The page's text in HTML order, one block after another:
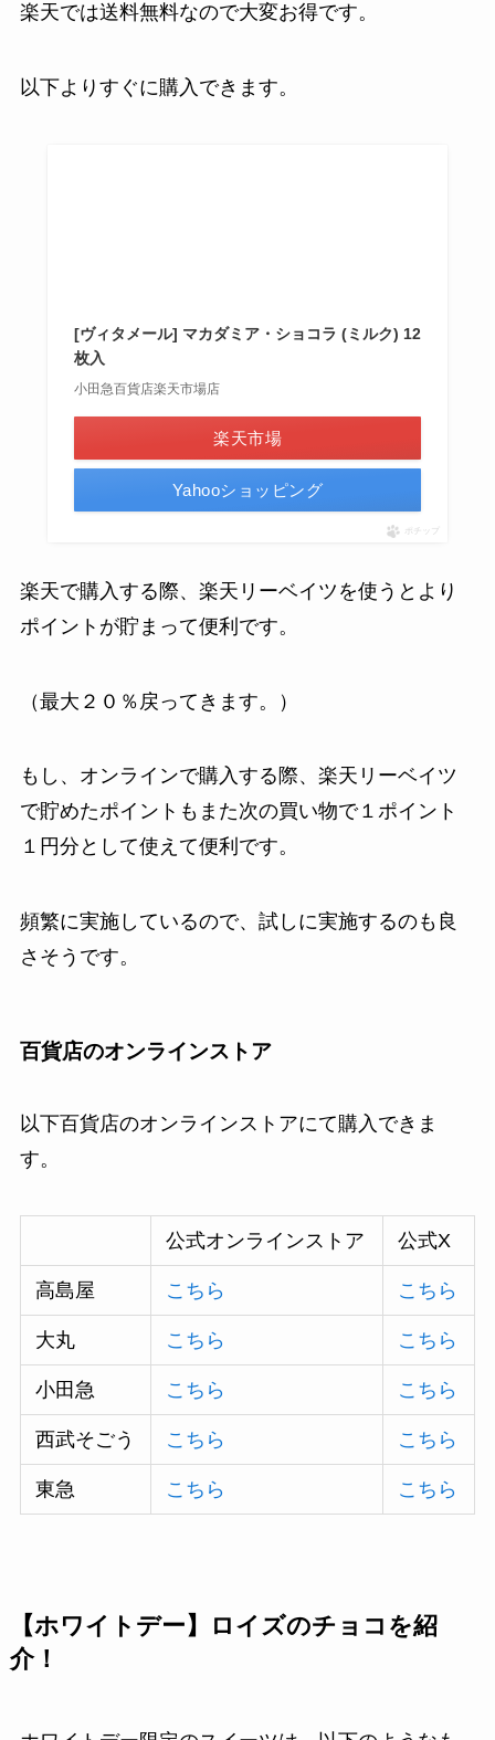
楽天では送料無料なので大変お得です。
以下よりすぐに購入できます。
[ヴィタメール] マカダミア・ショコラ (ミルク) 12
枚入
小田急百貨店楽天市場店
楽天市場
Yahooショッピング
ポチップ
楽天で購入する際、楽天リーベイツを使うとより
ポイントが貯まって便利です。
（最大２０％戻ってきます。）
もし、オンラインで購入する際、楽天リーベイツ
で貯めたポイントもまた次の買い物で１ポイント
１円分として使えて便利です。
頻繁に実施しているので、試しに実施するのも良
さそうです。
百貨店のオンラインストア
以下百貨店のオンラインストアにて購入できま
す。
公式オンラインストア 公式X
高島屋 こちら こちら
大丸 こちら こちら
小田急 こちら こちら
西武そごう こちら こちら
東急 こちら こちら
【ホワイトデー】ロイズのチョコを紹
介！